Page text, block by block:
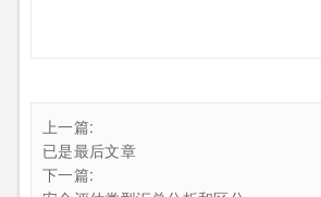
上一篇:
已是最后文章
下一篇: